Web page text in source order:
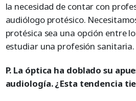
la necesidad de contar con
audiólogo protésico.
protésica sea una opción entre
estudiar una profesión sanitaria.
P. La óptica ha doblado su
audiología. ¿Esta tendencia